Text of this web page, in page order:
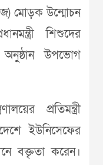
মোড়ক উন্মোচন
শিশুদের
অনুষ্ঠান উপভোগ
প্রতিমন্ত্রী
ইউনিসেফের
বক্তৃতা করেন।